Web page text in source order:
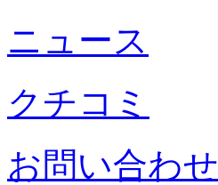
ニュース
クチコミ
お問い合わせ